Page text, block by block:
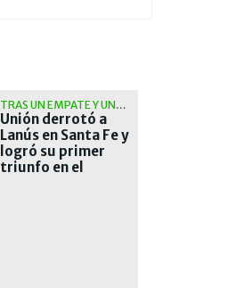
TRAS UN EMPATE Y UNA CAÍDA
Unión derrotó a
Lanús en Santa Fe y
logró su primer
triunfo en el